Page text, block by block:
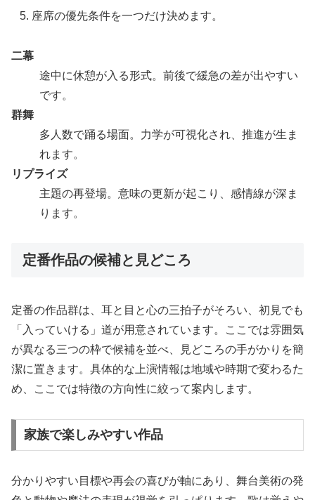
座席の優先条件を一つだけ決めます。
二幕
途中に休憩が入る形式。前後で緩急の差が出やすい
です。
群舞
多人数で踊る場面。力学が可視化され、推進が生ま
れます。
リプライズ
主題の再登場。意味の更新が起こり、感情線が深ま
ります。
定番作品の候補と見どころ
定番の作品群は、耳と目と心の三拍子がそろい、初見でも
「入っていける」道が用意されています。ここでは雰囲気
が異なる三つの枠で候補を並べ、見どころの手がかりを簡
潔に置きます。具体的な上演情報は地域や時期で変わるた
め、ここでは特徴の方向性に絞って案内します。
家族で楽しみやすい作品
分かりやすい目標や再会の喜びが軸にあり、舞台美術の発